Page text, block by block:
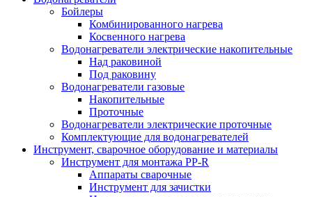
Бойлеры
Комбинированного нагрева
Косвенного нагрева
Водонагреватели электрические накопительные
Над раковиной
Под раковину
Водонагреватели газовые
Накопительные
Проточные
Водонагреватели электрические проточные
Комплектующие для водонагревателей
Инструмент, сварочное оборудование и материалы
Инструмент для монтажа PP-R
Аппараты сварочные
Инструмент для зачистки